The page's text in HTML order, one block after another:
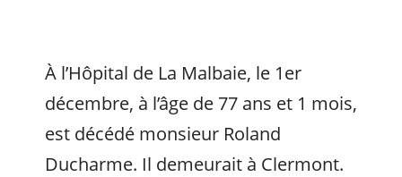
À l’Hôpital de La Malbaie, le 1er
décembre, à l’âge de 77 ans et 1 mois,
est décédé monsieur Roland
Ducharme. Il demeurait à Clermont.